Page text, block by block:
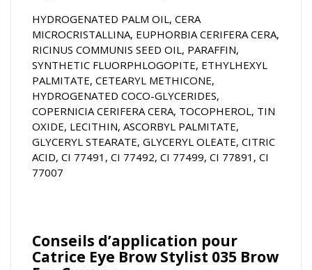
HYDROGENATED PALM OIL, CERA
MICROCRISTALLINA, EUPHORBIA CERIFERA CERA,
RICINUS COMMUNIS SEED OIL, PARAFFIN,
SYNTHETIC FLUORPHLOGOPITE, ETHYLHEXYL
PALMITATE, CETEARYL METHICONE,
HYDROGENATED COCO-GLYCERIDES,
COPERNICIA CERIFERA CERA, TOCOPHEROL, TIN
OXIDE, LECITHIN, ASCORBYL PALMITATE,
GLYCERYL STEARATE, GLYCERYL OLEATE, CITRIC
ACID, CI 77491, CI 77492, CI 77499, CI 77891, CI
77007
Conseils d’application pour
Catrice Eye Brow Stylist 035 Brow